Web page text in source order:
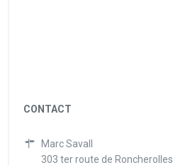
CONTACT
Marc Savall
303 ter route de Roncherolles